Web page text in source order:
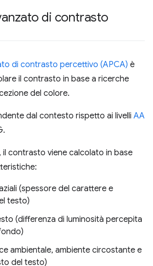
di contrasto
di contrasto percettivo (APCA) è
il contrasto in base a ricerche
del colore.
dal contesto rispetto ai livelli AA
il contrasto viene calcolato in base
(spessore del carattere e
testo)
(differenza di luminosità percepita
ambientale, ambiente circostante e
del testo)